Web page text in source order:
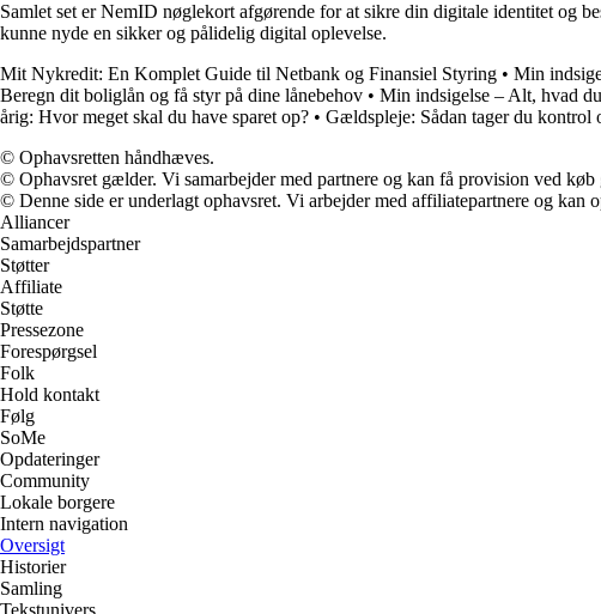
Samlet set er NemID nøglekort afgørende for at sikre din digitale identitet og
kunne nyde en sikker og pålidelig digital oplevelse.
Mit Nykredit: En Komplet Guide til Netbank og Finansiel Styring • Min
Beregn dit boliglån og få styr på dine lånebehov • Min indsigelse – Alt, hvad
årig: Hvor meget skal du have sparet op? • Gældspleje: Sådan tager du kontrol
© Ophavsretten håndhæves.
© Ophavsret gælder. Vi samarbejder med partnere og kan få provision ved køb
© Denne side er underlagt ophavsret. Vi arbejder med affiliatepartnere og
Alliancer
Samarbejdspartner
Støtter
Affiliate
Støtte
Pressezone
Forespørgsel
Folk
Hold kontakt
Følg
SoMe
Opdateringer
Community
Lokale borgere
Intern navigation
Oversigt
Historier
Samling